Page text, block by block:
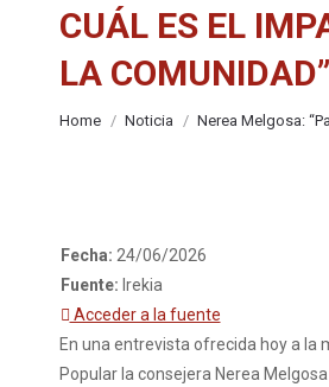
CUÁL ES EL
LA COMUNIDAD”
You are here:
Home Noticia Nerea Melgosa:
Fecha: 24/06/2026
Fuente: Irekia
Acceder a la fuente
En una entrevista ofrecida hoy a la
Popular la consejera Nerea